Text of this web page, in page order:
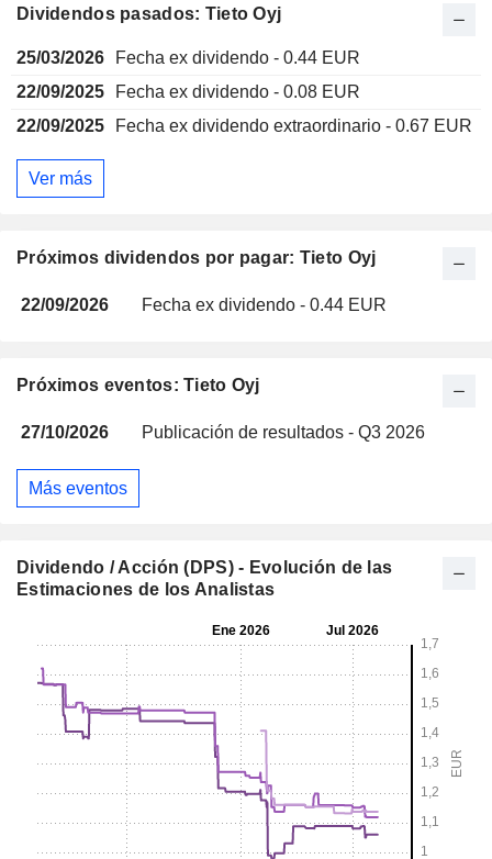
Próximos dividendos por pagar: Tieto Oyj
22/09/2026 Fecha ex dividendo - 0.44 EUR
Dividendos pasados: Tieto Oyj
25/03/2026
Fecha ex dividendo - 0.44 EUR
22/09/2025
Fecha ex dividendo - 0.08 EUR
22/09/2025
Fecha ex dividendo extraordinario - 0.67 EUR
Ver más
Próximos eventos: Tieto Oyj
27/10/2026 Publicación de resultados - Q3 2026
Más eventos
Dividendo / Acción (DPS) - Evolución de las
Estimaciones de los Analistas